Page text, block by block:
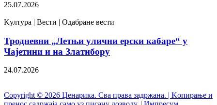
25.07.2026
Kултура | Вести | Одабране вести
Тродневни „Летњи улични ерски кабаре“ у
Чајетини и на Златибору
24.07.2026
Copyright © 2026 Џенарика. Сва права задржана. | Kопирање и